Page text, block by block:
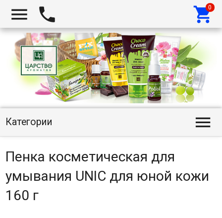
  
Категории 
Пенка косметическая для
умывания UNIC для юной кожи
160 г